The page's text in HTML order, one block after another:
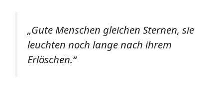
„Gute Menschen gleichen Sternen, sie
leuchten noch lange nach ihrem
Erlöschen.“